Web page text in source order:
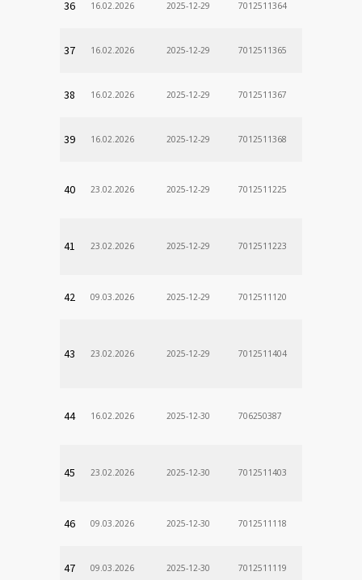
36 16.02.2026 2025-12-29 7012511364
37 16.02.2026 2025-12-29 7012511365
38 16.02.2026 2025-12-29 7012511367
39 16.02.2026 2025-12-29 7012511368
40 23.02.2026 2025-12-29 7012511225
41 23.02.2026 2025-12-29 7012511223
42 09.03.2026 2025-12-29 7012511120
43 23.02.2026 2025-12-29 7012511404
44 16.02.2026 2025-12-30 706250387
45 23.02.2026 2025-12-30 7012511403
46 09.03.2026 2025-12-30 7012511118
47 09.03.2026 2025-12-30 7012511119